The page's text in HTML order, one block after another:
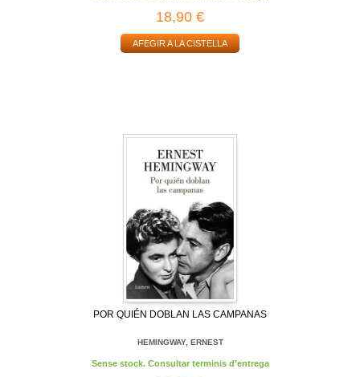
18,90 €
AFEGIR A LA CISTELLA
POR QUIÉN DOBLAN LAS CAMPANAS
HEMINGWAY, ERNEST
Sense stock. Consultar terminis d'entrega